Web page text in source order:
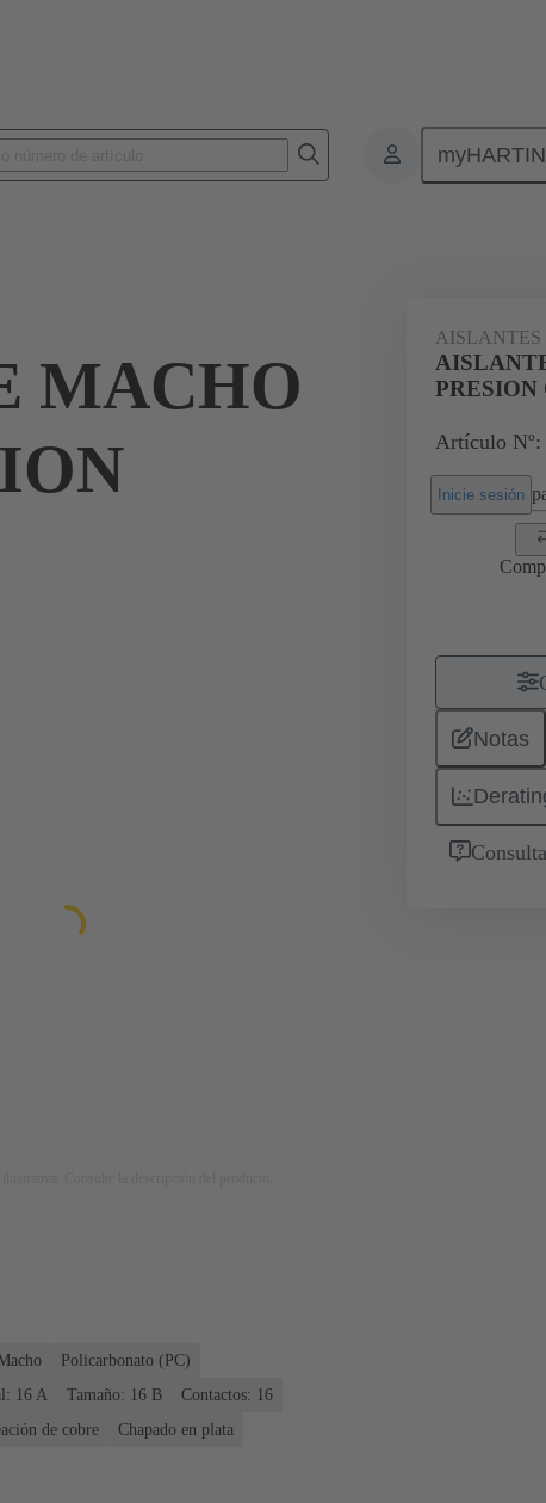
Aislantes monobloque
MACHO
AISLANTES
PRESION
Artículo Nº:
Inicie sesión
Notas
Policarbonato (PC)
‌16 A Tamaño: 16 B
Contactos: 16
de cobre Chapado en plata